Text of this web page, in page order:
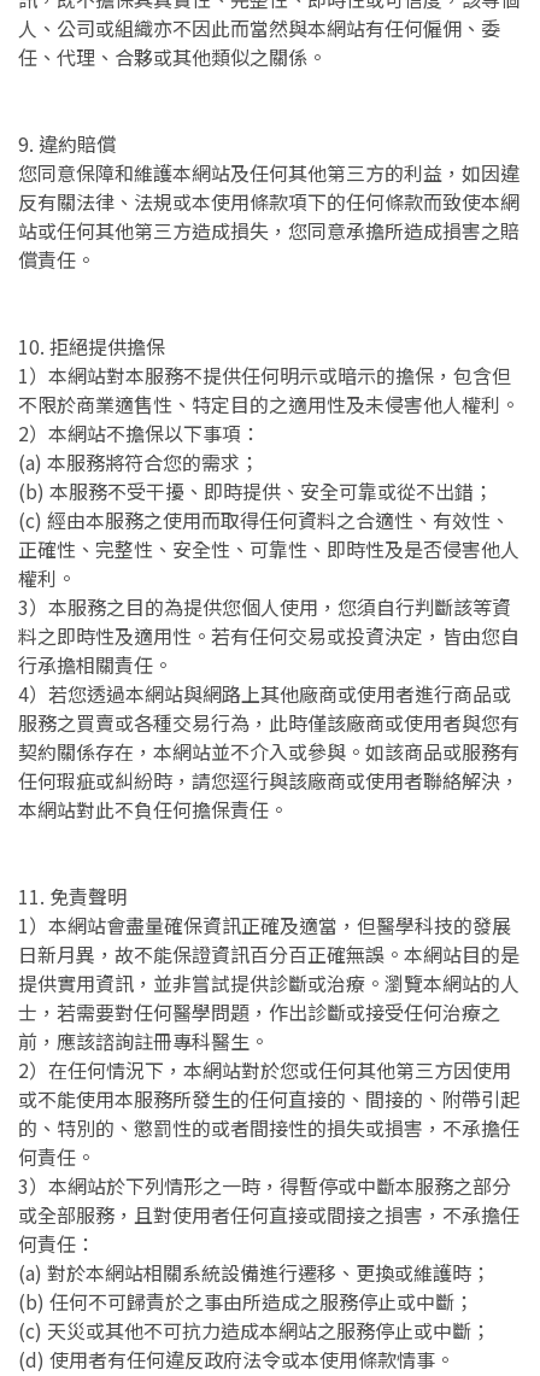
人、公司或組織亦不因此而當然與本網站有任何僱佣、委
任、代理、合夥或其他類似之關係。
9. 違約賠償
您同意保障和維護本網站及任何其他第三方的利益，如因違
反有關法律、法規或本使用條款項下的任何條款而致使本網
站或任何其他第三方造成損失，您同意承擔所造成損害之賠
償責任。
10. 拒絕提供擔保
1）本網站對本服務不提供任何明示或暗示的擔保，包含但
不限於商業適售性、特定目的之適用性及未侵害他人權利。
2）本網站不擔保以下事項：
(a) 本服務將符合您的需求；
(b) 本服務不受干擾、即時提供、安全可靠或從不出錯；
(c) 經由本服務之使用而取得任何資料之合適性、有效性、
正確性、完整性、安全性、可靠性、即時性及是否侵害他人
權利。
3）本服務之目的為提供您個人使用，您須自行判斷該等資
料之即時性及適用性。若有任何交易或投資決定，皆由您自
行承擔相關責任。
4）若您透過本網站與網路上其他廠商或使用者進行商品或
服務之買賣或各種交易行為，此時僅該廠商或使用者與您有
契約關係存在，本網站並不介入或參與。如該商品或服務有
任何瑕疵或糾紛時，請您逕行與該廠商或使用者聯絡解決，
本網站對此不負任何擔保責任。
11. 免責聲明
1）本網站會盡量確保資訊正確及適當，但醫學科技的發展
日新月異，故不能保證資訊百分百正確無誤。本網站目的是
提供實用資訊，並非嘗試提供診斷或治療。瀏覽本網站的人
士，若需要對任何醫學問題，作出診斷或接受任何治療之
前，應該諮詢註冊專科醫生。
2）在任何情況下，本網站對於您或任何其他第三方因使用
或不能使用本服務所發生的任何直接的、間接的、附帶引起
的、特別的、懲罰性的或者間接性的損失或損害，不承擔任
何責任。
3）本網站於下列情形之一時，得暫停或中斷本服務之部分
或全部服務，且對使用者任何直接或間接之損害，不承擔任
何責任：
(a) 對於本網站相關系統設備進行遷移、更換或維護時；
(b) 任何不可歸責於之事由所造成之服務停止或中斷；
(c) 天災或其他不可抗力造成本網站之服務停止或中斷；
(d) 使用者有任何違反政府法令或本使用條款情事。